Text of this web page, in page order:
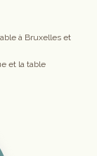
à Bruxelles et
et la table